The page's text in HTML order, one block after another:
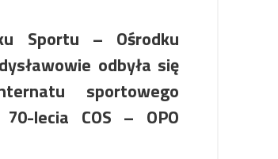
Sportu – Ośrodku
odbyła się
sportowego
lecia COS – OPO